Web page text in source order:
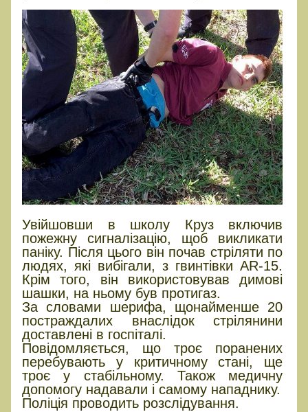
Увійшовши в школу Круз включив
пожежну сигналізацію, щоб викликати
паніку. Після цього він почав стріляти по
людях, які вибігали, з гвинтівки AR-15.
Крім того, він використовував димові
шашки, на ньому був протигаз.
За словами шерифа, щонайменше 20
постраждалих внаслідок стрілянини
доставлені в госпіталі.
Повідомляється, що троє поранених
перебувають у критичному стані, ще
троє у стабільному. Також медичну
допомогу надавали і самому нападнику.
Поліція проводить розслідування.